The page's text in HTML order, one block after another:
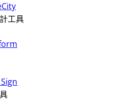
工具